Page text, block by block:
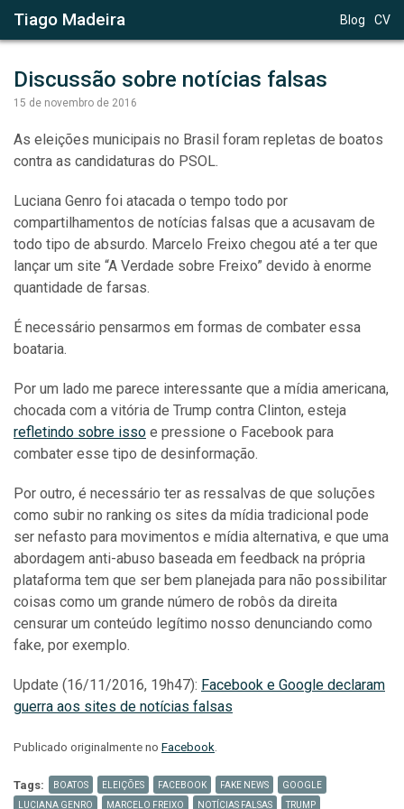
Tiago Madeira Blog CV
Discussão sobre notícias falsas
15 de novembro de 2016
As eleições municipais no Brasil foram repletas de boatos
contra as candidaturas do PSOL.
Luciana Genro foi atacada o tempo todo por
compartilhamentos de notícias falsas que a acusavam de
todo tipo de absurdo. Marcelo Freixo chegou até a ter que
lançar um site “A Verdade sobre Freixo” devido à enorme
quantidade de farsas.
É necessário pensarmos em formas de combater essa
boataria.
Por um lado me parece interessante que a mídia americana,
chocada com a vitória de Trump contra Clinton, esteja
refletindo sobre isso e pressione o Facebook para
combater esse tipo de desinformação.
Por outro, é necessário ter as ressalvas de que soluções
como subir no ranking os sites da mídia tradicional pode
ser nefasto para movimentos e mídia alternativa, e que uma
abordagem anti-abuso baseada em feedback na própria
plataforma tem que ser bem planejada para não possibilitar
coisas como um grande número de robôs da direita
censurar um conteúdo legítimo nosso denunciando como
fake, por exemplo.
Update (16/11/2016, 19h47): Facebook e Google declaram
guerra aos sites de notícias falsas
Publicado originalmente no Facebook.
Tags: BOATOS ELEIÇÕES FACEBOOK FAKE NEWS
GOOGLE
LUCIANA GENRO
MARCELO FREIXO NOTÍCIAS FALSAS TRUMP